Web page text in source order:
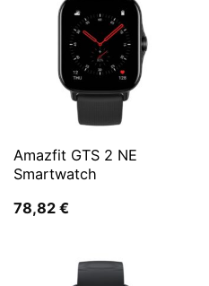
Amazfit GTS 2 NE
Smartwatch
78,82 €